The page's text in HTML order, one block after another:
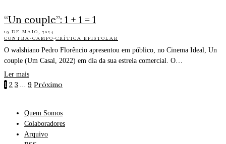
“Un couple”: 1 + 1 = 1
19 DE MAIO, 2024
CONTRA-CAMPO·CRÍTICA EPISTOLAR
O walshiano Pedro Florêncio apresentou em público, no Cinema Ideal, Un
couple (Um Casal, 2022) em dia da sua estreia comercial. O…
Ler mais
1 2 3 … 9 Próximo
Quem Somos
Colaboradores
Arquivo